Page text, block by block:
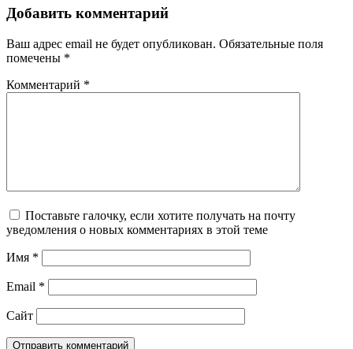
Добавить комментарий
Ваш адрес email не будет опубликован. Обязательные поля
помечены *
Комментарий *
Поставьте галочку, если хотите получать на почту
уведомления о новых комментариях в этой теме
Имя *
Email *
Сайт